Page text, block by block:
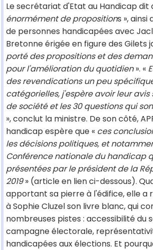
Le secrétariat d'Etat au Handicap dit
énormément de propositions »,
de personnes handicapées avec
Bretonne érigée en figure des Gilets
porté des propositions et des
pour l'amélioration du quotidien». «
des revendications un peu
catégorielles, j'espère avoir leur avis
de société et les 30 questions qui
», conclut la ministre. De son côté,
handicap espère que « ces
les décisions politiques, et
Conférence nationale du handicap
présentées par le président de la
2019» (article en lien ci-dessous).
apportant sa pierre à l'édifice, elle a
à Sophie Cluzel son livre blanc, qui
nombreuses pistes : accessibilité du
campagne électorale,
handicapées aux élections. Et